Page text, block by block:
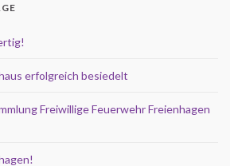
erfolgreich besiedelt
Freiwillige Feuerwehr Freienhagen